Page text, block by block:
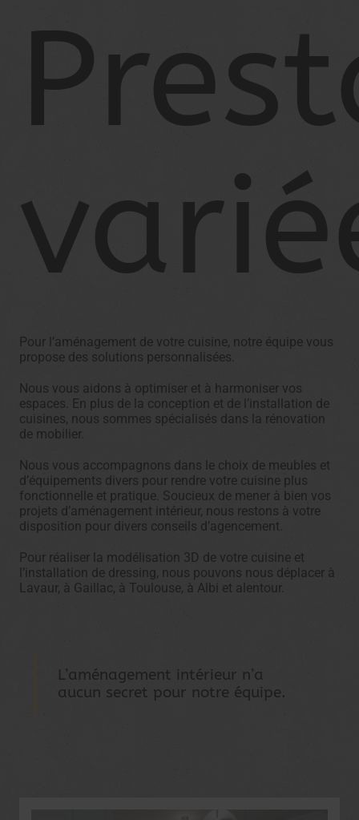
Pour l’aménagement de votre cuisine, notre équipe vous
propose des solutions personnalisées.
Nous vous aidons à optimiser et à harmoniser vos
espaces. En plus de la conception et de l’installation de
cuisines, nous sommes spécialisés dans la rénovation
de mobilier.
Nous vous accompagnons dans le choix de meubles et
d’équipements divers pour rendre votre cuisine plus
fonctionnelle et pratique. Soucieux de mener à bien vos
projets d’aménagement intérieur, nous restons à votre
disposition pour divers conseils d’agencement.
Pour réaliser la modélisation 3D de votre cuisine et
l’installation de dressing, nous pouvons nous déplacer à
Lavaur, à Gaillac, à Toulouse, à Albi et alentour.
L’aménagement intérieur n’a
aucun secret pour notre équipe.